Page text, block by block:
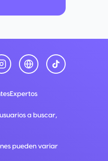
Expertos
a buscar,
pueden variar